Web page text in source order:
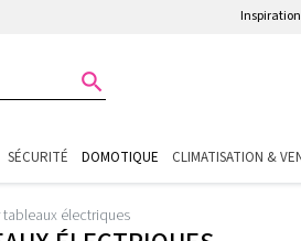
Inspiration

SÉCURITÉ DOMOTIQUE CLIMATISATION &
électriques